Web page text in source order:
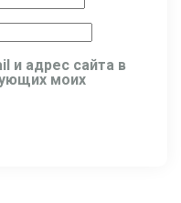
и адрес сайта в
моих